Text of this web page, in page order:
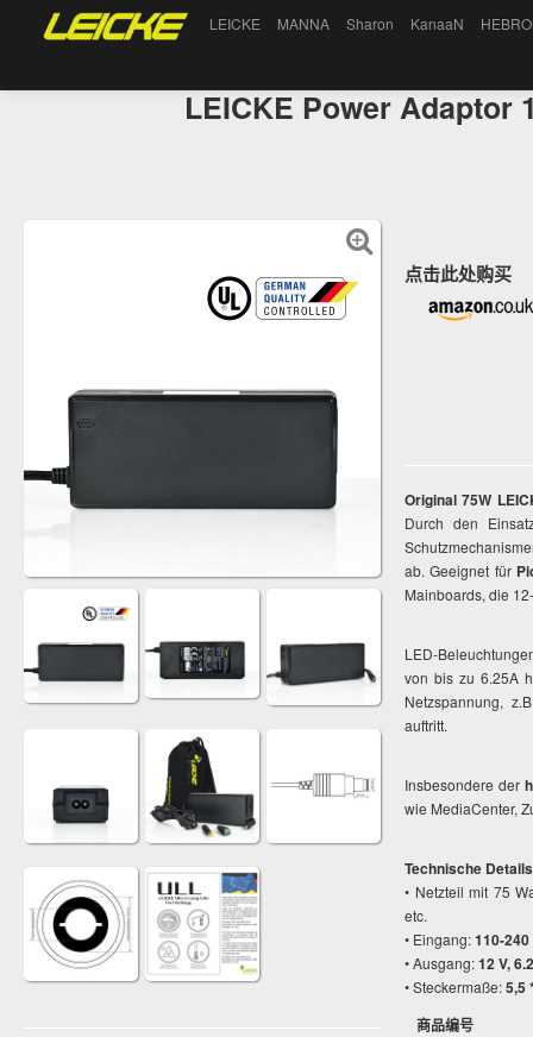
LEICKE MANNA Sharon KanaaN
LEICKE Power Adaptor
点击此处购买
Original 75W
Durch den
ab. Geeignet für
Mainboards, die
LED-
von bis zu 6.25A
Netzspannung,
auftritt.
Insbesondere der
wie MediaCenter,
Technische
• Netzteil mit 75
etc.
• Eingang:110-240
• Ausgang:12 V,
• Steckermaße:5,5
商品编号